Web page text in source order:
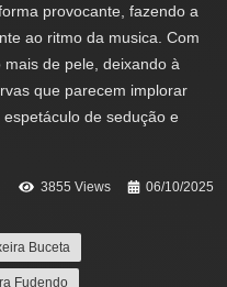
provocante, fazendo a
ao ritmo da musica. Com
de pele, deixando à
que parecem implorar
de sedução e
3855 Views 06/10/2025
Buceta
Fudendo